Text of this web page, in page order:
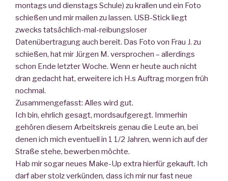
montags und dienstags Schule) zu krallen und ein Foto
schießen und mir mailen zu lassen. USB-Stick liegt
zwecks tatsächlich-mal-reibungsloser
Datenübertragung auch bereit. Das Foto von Frau J. zu
schießen, hat mir Jürgen M. versprochen – allerdings
schon Ende letzter Woche. Wenn er heute auch nicht
dran gedacht hat, erweitere ich H.s Auftrag morgen früh
nochmal.
Zusammengefasst: Alles wird gut.
Ich bin, ehrlich gesagt, mordsaufgeregt. Immerhin
gehören diesem Arbeitskreis genau die Leute an, bei
denen ich mich eventuell in 1 1/2 Jahren, wenn ich auf der
Straße stehe, bewerben möchte.
Hab mir sogar neues Make-Up extra hierfür gekauft. Ich
darf aber stolz verkünden, dass ich mir nur fast neue